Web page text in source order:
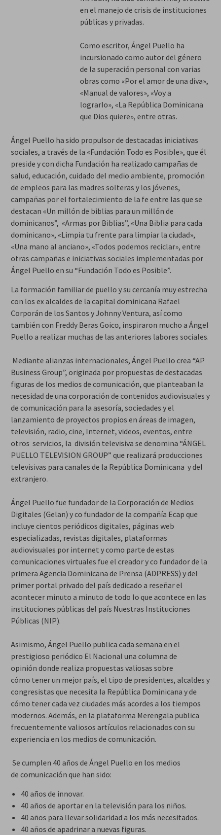
en el manejo de crisis de instituciones
públicas y privadas.
Como escritor, Ángel Puello ha
incursionado como autor del género
de la superación personal con varias
obras como «Por el amor de una diva»,
«Manual de valores», «Voy a
lograrlo», «La República Dominicana
que Dios quiere», entre otras.
Ángel Puello ha sido propulsor de destacadas iniciativas
sociales, a través de la «Fundación Todo es Posible», que él
preside y con dicha Fundación ha realizado campañas de
salud, educación, cuidado del medio ambiente, promoción
de empleos para las madres solteras y los jóvenes,
campañas por el fortalecimiento de la fe entre las que se
destacan «Un millón de biblias para un millón de
dominicanos”, «Armas por Biblias”, «Una Biblia para cada
dominicano», «Limpia tu frente para limpiar la ciudad»,
«Una mano al anciano», «Todos podemos reciclar», entre
otras campañas e iniciativas sociales implementadas por
Ángel Puello en su “Fundación Todo es Posible”.
La formación familiar de puello y su cercanía muy estrecha
con los ex alcaldes de la capital dominicana Rafael
Corporán de los Santos y Johnny Ventura, así como
también con Freddy Beras Goico, inspiraron mucho a Ángel
Puello a realizar muchas de las anteriores labores sociales.
Mediante alianzas internacionales, Ángel Puello crea “AP
Business Group”, originada por propuestas de destacadas
figuras de los medios de comunicación, que planteaban la
necesidad de una corporación de contenidos audiovisuales y
de comunicación para la asesoría, sociedades y el
lanzamiento de proyectos propios en áreas de imagen,
televisión, radio, cine, Internet, videos, eventos, entre
otros servicios, la división televisiva se denomina “ÁNGEL
PUELLO TELEVISION GROUP” que realizará producciones
televisivas para canales de la República Dominicana y del
extranjero.
Ángel Puello fue fundador de la Corporación de Medios
Digitales (Gelan) y co fundador de la compañía Ecap que
incluye cientos periódicos digitales, páginas web
especializadas, revistas digitales, plataformas
audiovisuales por internet y como parte de estas
comunicaciones virtuales fue el creador y co fundador de la
primera Agencia Dominicana de Prensa (ADPRESS) y del
primer portal privado del país dedicado a reseñar el
acontecer minuto a minuto de todo lo que acontece en las
instituciones públicas del país Nuestras Instituciones
Públicas (NIP).
Asimismo, Ángel Puello publica cada semana en el
prestigioso periódico El Nacional una columna de
opinión donde realiza propuestas valiosas sobre
cómo tener un mejor país, el tipo de presidentes, alcaldes y
congresistas que necesita la República Dominicana y de
cómo tener cada vez ciudades más acordes a los tiempos
modernos. Además, en la plataforma Merengala publica
frecuentemente valiosos artículos relacionados con su
experiencia en los medios de comunicación.
Se cumplen 40 años de Ángel Puello en los medios
de comunicación que han sido:
40 años de innovar.
40 años de aportar en la televisión para los niños.
40 años para llevar solidaridad a los más necesitados.
40 años de apadrinar a nuevas figuras.